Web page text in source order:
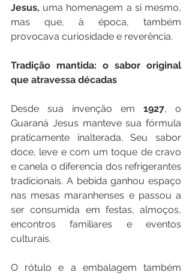
Jesus, uma homenagem a si mesmo,
mas que, à época, também
provocava curiosidade e reverência.
Tradição mantida: o sabor original
que atravessa décadas
Desde sua invenção em 1927, o
Guaraná Jesus manteve sua fórmula
praticamente inalterada. Seu sabor
doce, leve e com um toque de cravo
e canela o diferencia dos refrigerantes
tradicionais. A bebida ganhou espaço
nas mesas maranhenses e passou a
ser consumida em festas, almoços,
encontros familiares e eventos
culturais.
O rótulo e a embalagem também